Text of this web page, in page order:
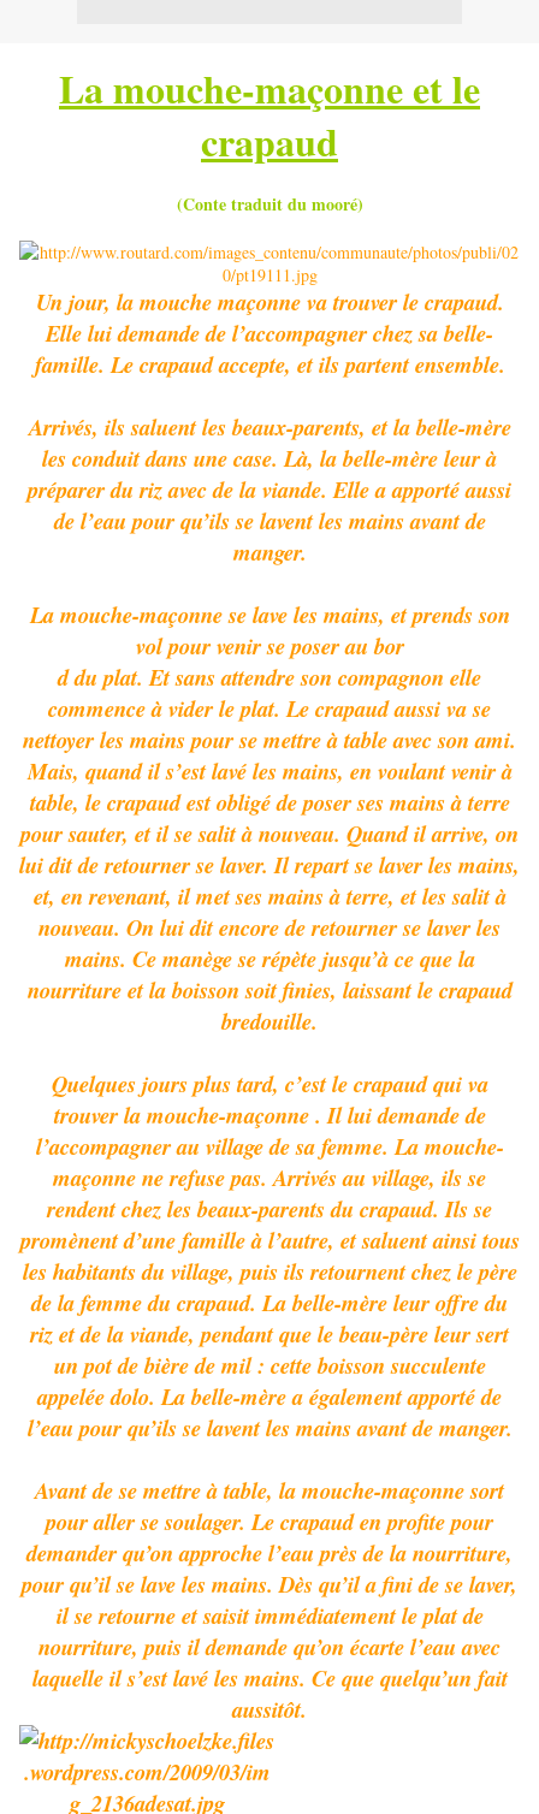
La mouche-maçonne et le
crapaud
(Conte traduit du mooré)
Un jour, la mouche maçonne va trouver le crapaud.
Elle lui demande de l’accompagner chez sa belle-
famille. Le crapaud accepte, et ils partent ensemble.
Arrivés, ils saluent les beaux-parents, et la belle-mère
les conduit dans une case. Là, la belle-mère leur à
préparer du riz avec de la viande. Elle a apporté aussi
de l’eau pour qu’ils se lavent les mains avant de
manger.
La mouche-maçonne se lave les mains, et prends son
vol pour venir se poser au bor
d du plat. Et sans attendre son compagnon elle
commence à vider le plat. Le crapaud aussi va se
nettoyer les mains pour se mettre à table avec son ami.
Mais, quand il s’est lavé les mains, en voulant venir à
table, le crapaud est obligé de poser ses mains à terre
pour sauter, et il se salit à nouveau. Quand il arrive, on
lui dit de retourner se laver. Il repart se laver les mains,
et, en revenant, il met ses mains à terre, et les salit à
nouveau. On lui dit encore de retourner se laver les
mains. Ce manège se répète jusqu’à ce que la
nourriture et la boisson soit finies, laissant le crapaud
bredouille.
Quelques jours plus tard, c’est le crapaud qui va
trouver la mouche-maçonne . Il lui demande de
l’accompagner au village de sa femme. La mouche-
maçonne ne refuse pas. Arrivés au village, ils se
rendent chez les beaux-parents du crapaud. Ils se
promènent d’une famille à l’autre, et saluent ainsi tous
les habitants du village, puis ils retournent chez le père
de la femme du crapaud. La belle-mère leur offre du
riz et de la viande, pendant que le beau-père leur sert
un pot de bière de mil : cette boisson succulente
appelée dolo. La belle-mère a également apporté de
l’eau pour qu’ils se lavent les mains avant de manger.
Avant de se mettre à table, la mouche-maçonne sort
pour aller se soulager. Le crapaud en profite pour
demander qu’on approche l’eau près de la nourriture,
pour qu’il se lave les mains. Dès qu’il a fini de se laver,
il se retourne et saisit immédiatement le plat de
nourriture, puis il demande qu’on écarte l’eau avec
laquelle il s’est lavé les mains. Ce que quelqu’un fait
aussitôt.